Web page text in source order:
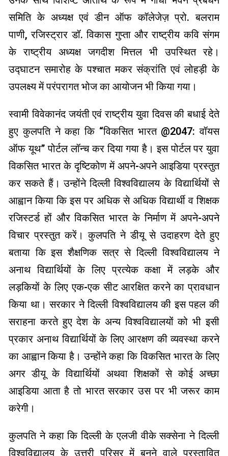
समिति के अध्यक्ष एवं डीन ऑफ कॉलेजेज़ प्रो. बलराम
पाणी, रजिस्ट्रार डॉ. विकास गुप्ता और राष्ट्रीय कवि संगम
के राष्ट्रीय अध्यक्ष जगदीश मित्तल भी उपस्थित रहे।
उद्घाटन समारोह के पश्चात मकर संक्रांति एवं लोहड़ी के
उपलक्ष्य में परंपरागत भोज का आयोजन भी किया गया।
स्वामी विवेकानंद जयंती एवं राष्ट्रीय युवा दिवस की बधाई देते
हुए कुलपति ने कहा कि “विकसित भारत @2047: वॉयस
ऑफ यूथ” पोर्टल लॉन्च कर दिया गया है। इस पोर्टल पर युवा
विकसित भारत के दृष्टिकोण में अपने-अपने आइडिया प्रस्तुत
कर सकते हैं। उन्होंने दिल्ली विश्वविद्यालय के विद्यार्थियों से
आह्वान किया कि इस पर अधिक से अधिक विद्यार्थी व शिक्षक
रजिस्टर्ड हों और विकसित भारत के निर्माण में अपने-अपने
विचार प्रस्तुत करें। कुलपति ने डीयू से उदाहरण देते हुए
बताया कि इस शैक्षणिक सत्र से दिल्ली विश्वविद्यालय ने
अनाथ विद्यार्थियों के लिए प्रत्येक कक्षा में लड़के और
लड़कियों के लिए एक-एक सीट आरक्षित करने का प्रावधान
किया था। सरकार ने दिल्ली विश्वविद्यालय की इस पहल की
सराहना करते हुए देश के अन्य विश्वविद्यालयों को भी इसी
प्रकार अनाथ विद्यार्थियों के लिए आरक्षण की व्यवस्था करने
का आह्वान किया है। उन्होंने कहा कि विकसित भारत के लिए
अगर डीयू के विद्यार्थियों अथवा शिक्षकों से कोई अच्छा
आइडिया आता है तो भारत सरकार उस पर भी जरूर काम
करेगी।
कुलपति ने कहा कि दिल्ली के एलजी वीके सक्सेना ने दिल्ली
विश्वविद्यालय के उत्तरी परिसर में बनने वाले प्रस्तावित